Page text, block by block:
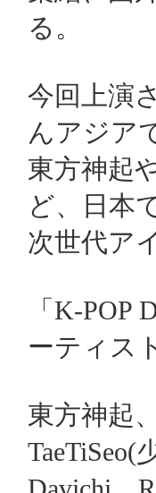
る。
今回上演
んアジア
東方神起
ど、日本
次世代ア
「K-POP
ーティス
東方神起
TaeTiSeo(